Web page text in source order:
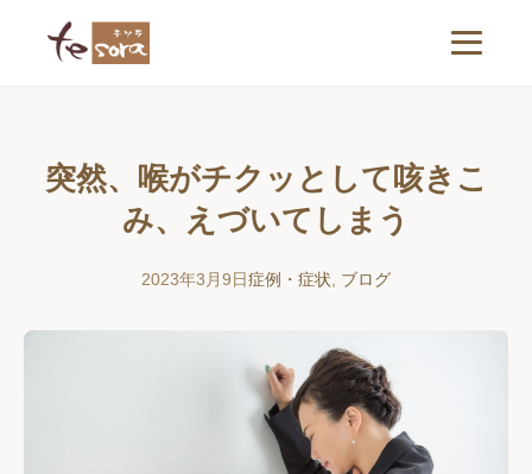
突然、喉がチクッとして咳きこ
み、えづいてしまう
2023年3月9日症例・症状 ブログ